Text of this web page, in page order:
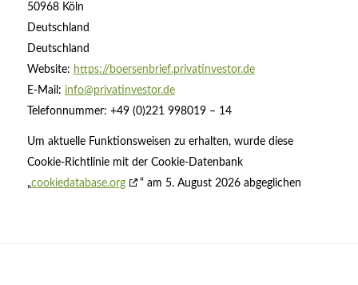
50968 Köln
Deutschland
Deutschland
Website: https://boersenbrief.privatinvestor.de
E-Mail: info@privatinvestor.de
Telefonnummer: +49 (0)221 998019 – 14
Um aktuelle Funktionsweisen zu erhalten, wurde diese
Cookie-Richtlinie mit der Cookie-Datenbank
„cookiedatabase.org “ am 5. August 2026 abgeglichen